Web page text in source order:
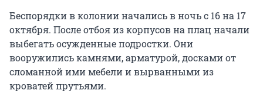
Беспорядки в колонии начались в ночь с 16 на 17
октября. После отбоя из корпусов на плац начали
выбегать осужденные подростки. Они
вооружились камнями, арматурой, досками от
сломанной ими мебели и вырванными из
кроватей прутьями.